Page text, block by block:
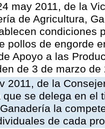
may 2011, de la
de Agricultura,
condiciones
pollos de engorde
Apoyo a las
de 3 de marzo de
2011, de la
que se delega en el
la
de cada